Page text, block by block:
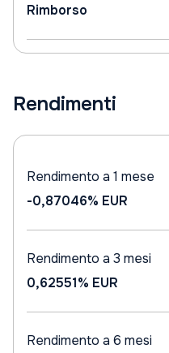
Rimborso
Rendimenti
Rendimento a 1 mese
-0,87046% EUR
Rendimento a 3 mesi
0,62551% EUR
Rendimento a 6 mesi